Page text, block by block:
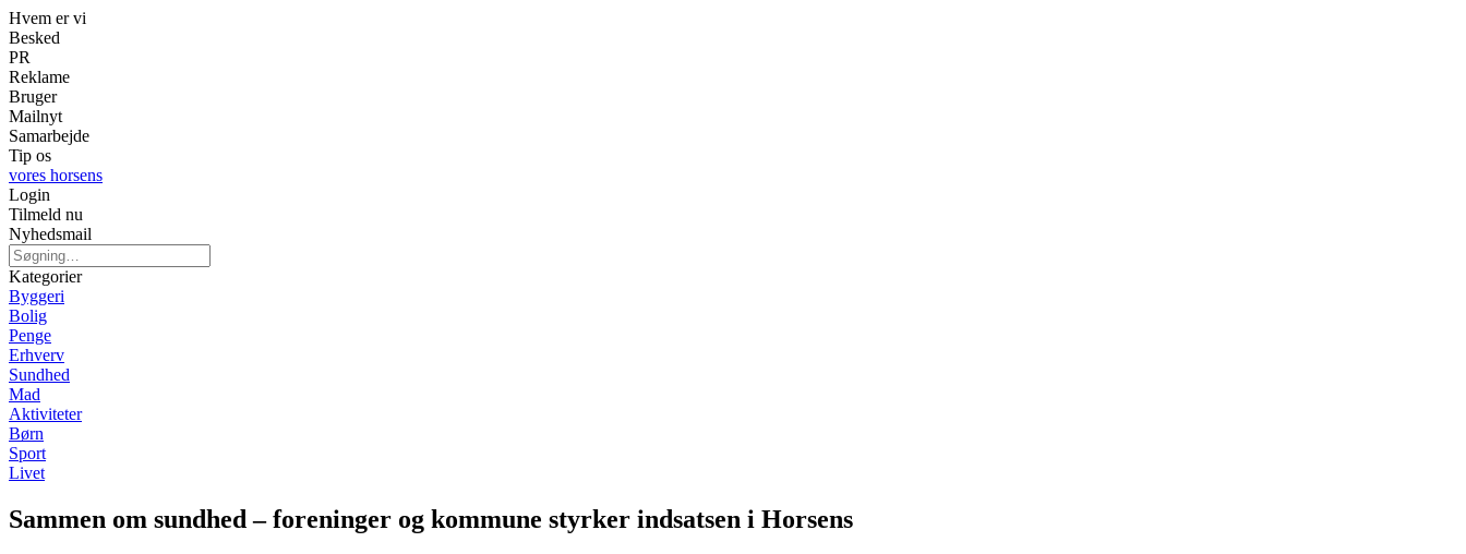
Hvem er vi
Besked
PR
Reklame
Bruger
Mailnyt
Samarbejde
Tip os
vores horsens
Login
Tilmeld nu
Nyhedsmail
Kategorier
Byggeri
Bolig
Penge
Erhverv
Sundhed
Mad
Aktiviteter
Børn
Sport
Livet
Sammen om sundhed – foreninger og kommune styrker indsatsen i Horsens